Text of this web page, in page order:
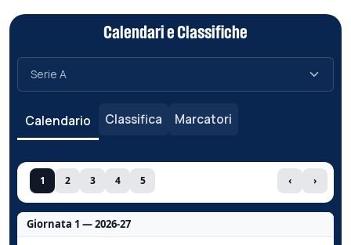
Calendari e Classifiche
Calendario Classifica Marcatori
1 2 3 4 5 ‹ ›
Giornata 1 — 2026-27